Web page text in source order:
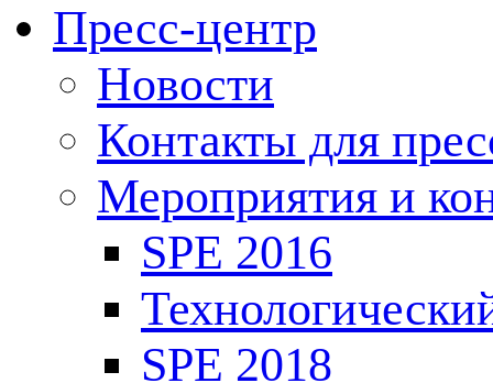
Пресс-центр
Новости
Контакты для
Мероприятия и
SPE 2016
SPE 2018